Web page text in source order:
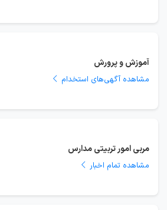
آموزش و پرورش
مشاهده آگهی‌های استخدام
مربی امور تربیتی مدارس
مشاهده تمام اخبار